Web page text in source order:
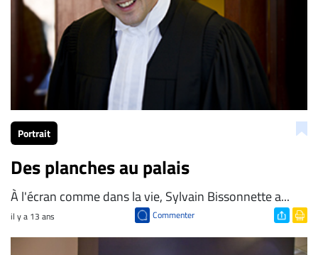
Espace
entreprises
Page
entreprises
Publier
un
emploi
Publicité
Solutions de
recrutements
TROUVEZ-
NOUS
Portrait
Des planches au palais
À l'écran comme dans la vie, Sylvain Bissonnette a...
il y a 13 ans Commenter